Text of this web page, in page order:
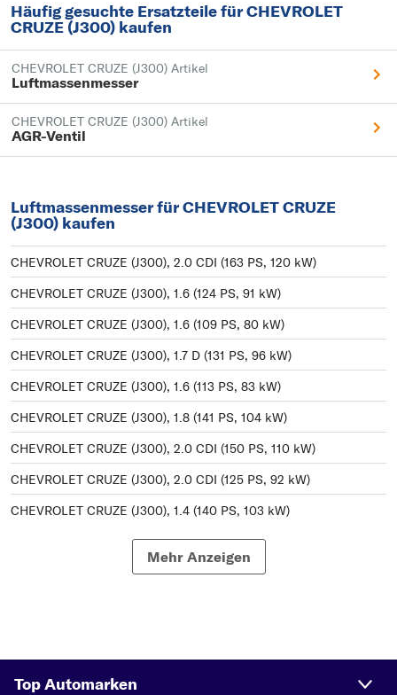
Häufig gesuchte Ersatzteile für CHEVROLET
CRUZE (J300) kaufen
CHEVROLET CRUZE (J300) Artikel
Luftmassenmesser
CHEVROLET CRUZE (J300) Artikel
AGR-Ventil
Luftmassenmesser für CHEVROLET CRUZE
(J300) kaufen
CHEVROLET CRUZE (J300), 2.0 CDI (163 PS, 120 kW)
CHEVROLET CRUZE (J300), 1.6 (124 PS, 91 kW)
CHEVROLET CRUZE (J300), 1.6 (109 PS, 80 kW)
CHEVROLET CRUZE (J300), 1.7 D (131 PS, 96 kW)
CHEVROLET CRUZE (J300), 1.6 (113 PS, 83 kW)
CHEVROLET CRUZE (J300), 1.8 (141 PS, 104 kW)
CHEVROLET CRUZE (J300), 2.0 CDI (150 PS, 110 kW)
CHEVROLET CRUZE (J300), 2.0 CDI (125 PS, 92 kW)
CHEVROLET CRUZE (J300), 1.4 (140 PS, 103 kW)
CHEVROLET CRUZE (J300), 1.4 (101 PS, 74 kW)
CHEVROLET CRUZE (J300), 1.6 (117 PS, 86 kW)
Mehr Anzeigen
Top Automarken